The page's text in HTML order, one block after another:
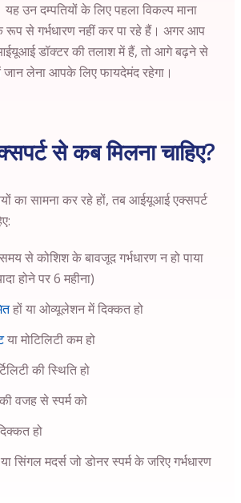
यह उन दम्पतियों के लिए पहला विकल्प माना
रूप से गर्भधारण नहीं कर पा रहे हैं। अगर आप
डॉक्टर की तलाश में हैं, तो आगे बढ़ने से
लेना आपके लिए फायदेमंद रहेगा।
से कब मिलना चाहिए?
का सामना कर रहे हों, तब आईयूआई एक्सपर्ट
से कोशिश के बावजूद गर्भधारण न हो पाया
होने पर 6 महीना)
हों या ओव्यूलेशन में दिक्कत हो
या मोटिलिटी कम हो
की स्थिति हो
वजह से स्पर्म को
हो
मदर्स जो डोनर स्पर्म के जरिए गर्भधारण